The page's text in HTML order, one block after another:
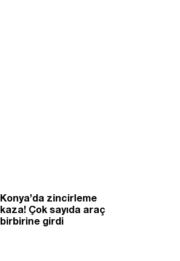
Konya’da zincirleme
kaza! Çok sayıda araç
birbirine girdi